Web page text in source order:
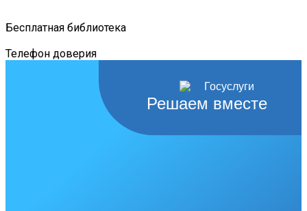
Бесплатная библиотека
Телефон доверия
Решаем вместе